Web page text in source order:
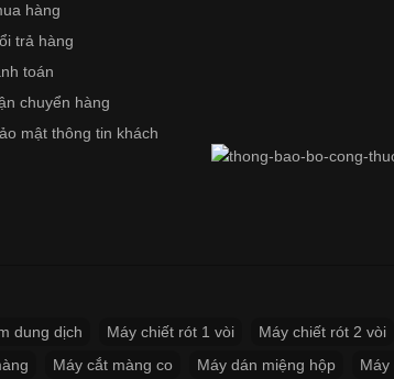
hàng
trả hàng
toán
chuyển hàng
mật thông tin khách
dung dịch Máy chiết rót 1 vòi Máy chiết rót 2 vòi
Máy cắt màng co Máy dán miệng hộp Máy